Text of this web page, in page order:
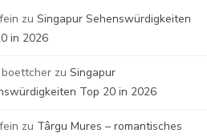
zu Singapur Sehenswürdigkeiten
in 2026
zu Singapur
Top 20 in 2026
zu Târgu Mures – romantisches